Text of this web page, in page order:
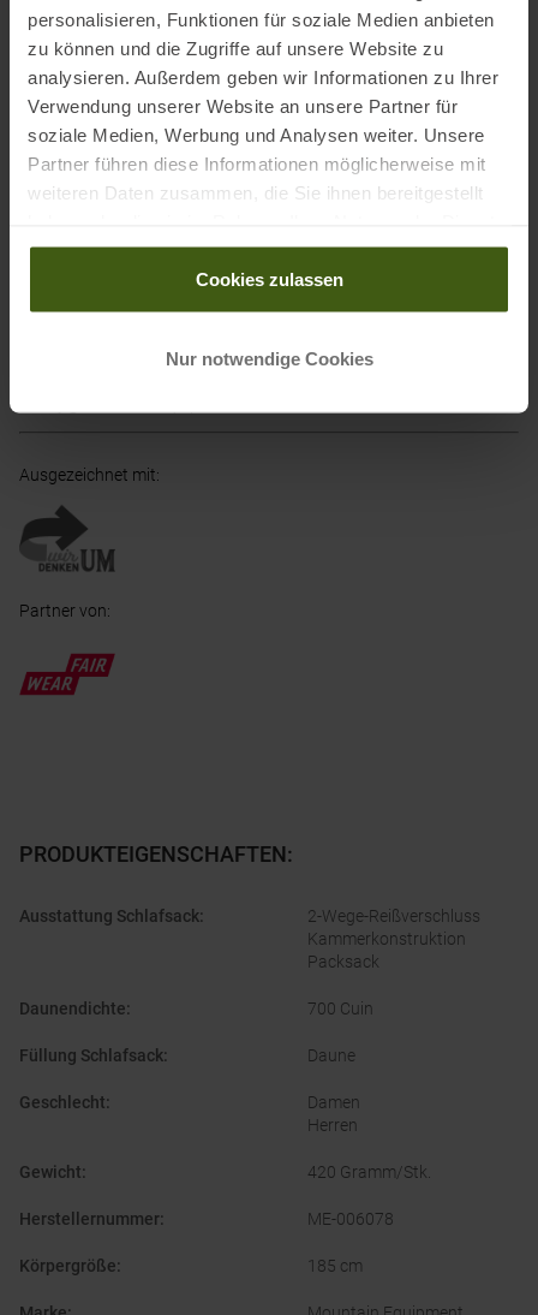
personalisieren, Funktionen für soziale Medien anbieten
zu können und die Zugriffe auf unsere Website zu
analysieren. Außerdem geben wir Informationen zu Ihrer
Verwendung unserer Website an unsere Partner für
soziale Medien, Werbung und Analysen weiter. Unsere
Partner führen diese Informationen möglicherweise mit
weiteren Daten zusammen, die Sie ihnen bereitgestellt
gesammelt haben.
Cookies zulassen
Nur notwendige Cookies
Achtung: "Größe" bezieht sich hier auf die RV-Position: L= RV
links | R= RV rechts
Hinweis: "Größe" bezieht sich hier auf die Reißverschluss-
Position: L= Reißverschluss links | R= Reißverschluss rechts
Informationen zu EU Verordnung GPSR
Mountain Equipment EU, OSC GmbH
Postanschrift des Herstellers:Am Gasteig 14, 82547 Eurasburg,
Elektronische Adresse des Herstellers:
Ausgezeichnet mit:
Partner von:
PRODUKTEIGENSCHAFTEN:
Ausstattung Schlafsack:
2-Wege-Reißverschluss
Kammerkonstruktion
Packsack
Daunendichte: 700 Cuin
Füllung Schlafsack: Daune
Geschlecht:
Damen
Herren
Gewicht: 420 Gramm/Stk.
Herstellernummer: ME-006078
Körpergröße: 185 cm